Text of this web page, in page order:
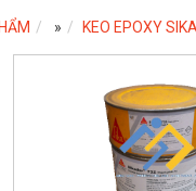
» KEO EPOXY SIKA